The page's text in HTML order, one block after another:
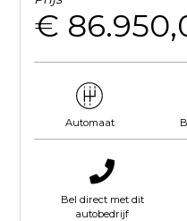
€
Automaat
Bel direct met dit
autobedrijf